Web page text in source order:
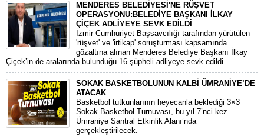
MENDERES BELEDİYESİ'NE RÜŞVET
OPERASYONU:BELEDİYE BAŞKANI İLKAY
ÇİÇEK ADLİYEYE SEVK EDİLDİ
​İzmir Cumhuriyet Başsavcılığı tarafından yürütülen
'rüşvet' ve 'irtikap' soruşturması kapsamında
gözaltına alınan Menderes Belediye Başkanı İlkay
Çiçek’in de aralarında bulunduğu 16 şüpheli adliyeye sevk edildi.
SOKAK BASKETBOLUNUN KALBİ ÜMRANİYE’DE
ATACAK
Basketbol tutkunlarının heyecanla beklediği 3×3
Sokak Basketbol Turnuvası, bu yıl 7’nci kez
Ümraniye Santral Etkinlik Alanı’nda
gerçekleştirilecek.